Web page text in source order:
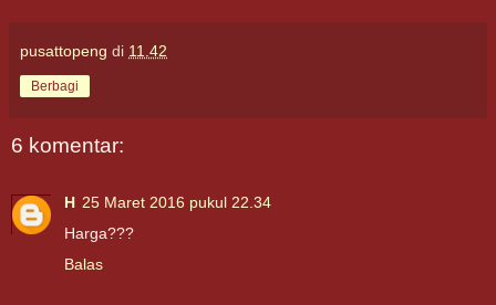
pusattopeng di 11.42
Berbagi
6 komentar:
H 25 Maret 2016 pukul 22.34
Harga???
Balas